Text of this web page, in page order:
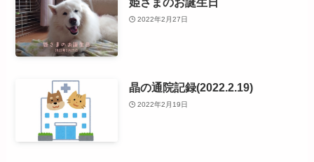
2022年2月27日
晶の通院記録(2022.2.19)
2022年2月19日